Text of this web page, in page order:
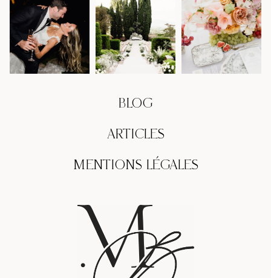
BLOG
ARTICLES
MENTIONS LÉGALES